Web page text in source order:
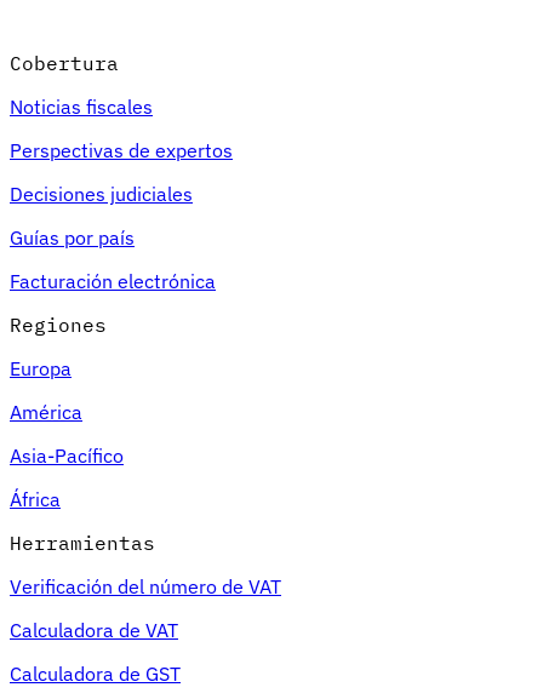
Cobertura
Noticias fiscales
Perspectivas de expertos
Decisiones judiciales
Guías por país
Facturación electrónica
Regiones
Europa
América
Asia-Pacífico
África
Herramientas
Verificación del número de VAT
Calculadora de VAT
Calculadora de GST